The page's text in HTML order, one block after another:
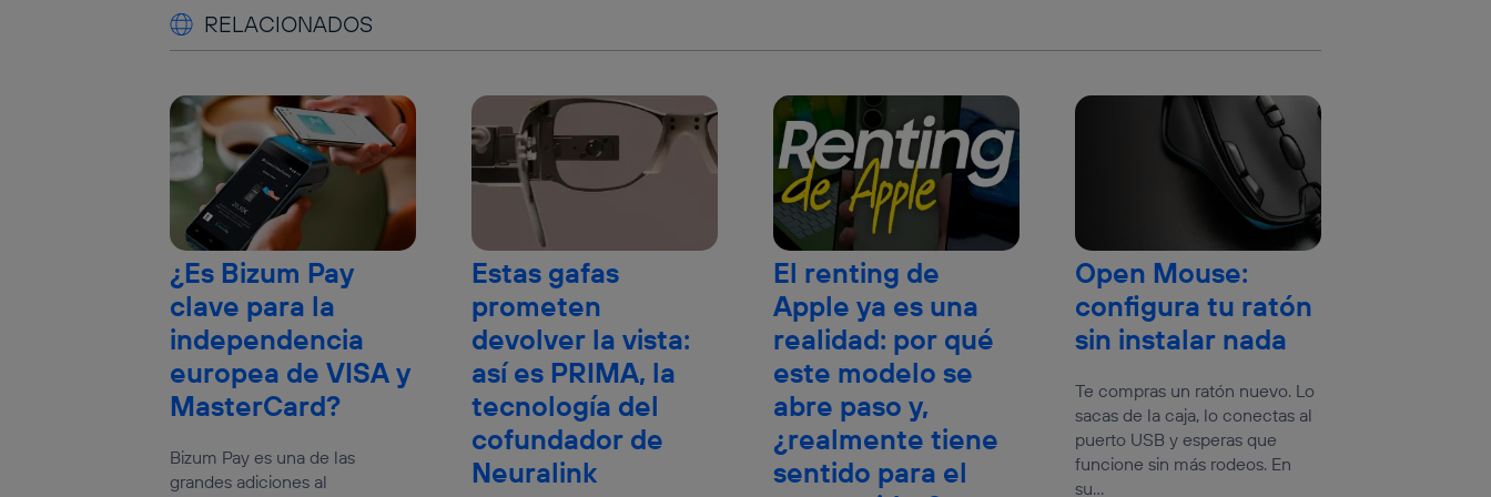
RELACIONADOS
¿Es Bizum Pay
clave para la
independencia
europea de VISA y
MasterCard?
Bizum Pay es una de las
grandes adiciones al
Estas gafas
prometen
devolver la vista:
así es PRIMA, la
tecnología del
cofundador de
Neuralink
El renting de
Apple ya es una
realidad: por qué
este modelo se
abre paso y,
¿realmente tiene
sentido para el
Open Mouse:
configura tu ratón
sin instalar nada
Te compras un ratón nuevo. Lo
sacas de la caja, lo conectas al
puerto USB y esperas que
funcione sin más rodeos. En
su...